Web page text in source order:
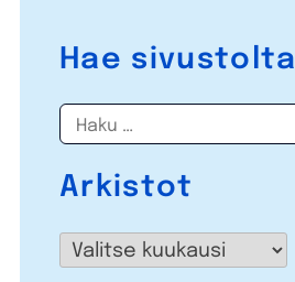
Hae sivustolta
Haku:
Arkistot
Arkistot